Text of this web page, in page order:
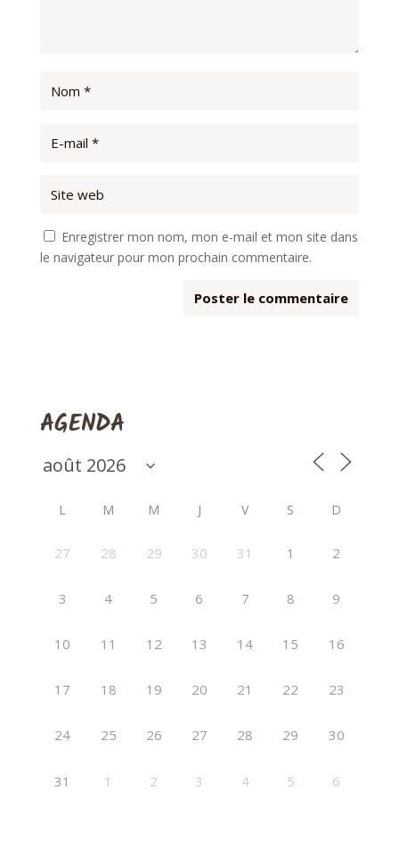
Enregistrer mon nom, mon e-mail et mon site dans
le navigateur pour mon prochain commentaire.
AGENDA
L M M J V S D
27 28 29 30 31 1 2
3 4 5 6 7 8 9
10 11 12 13 14 15 16
17 18 19 20 21 22 23
24 25 26 27 28 29 30
31 1 2 3 4 5 6